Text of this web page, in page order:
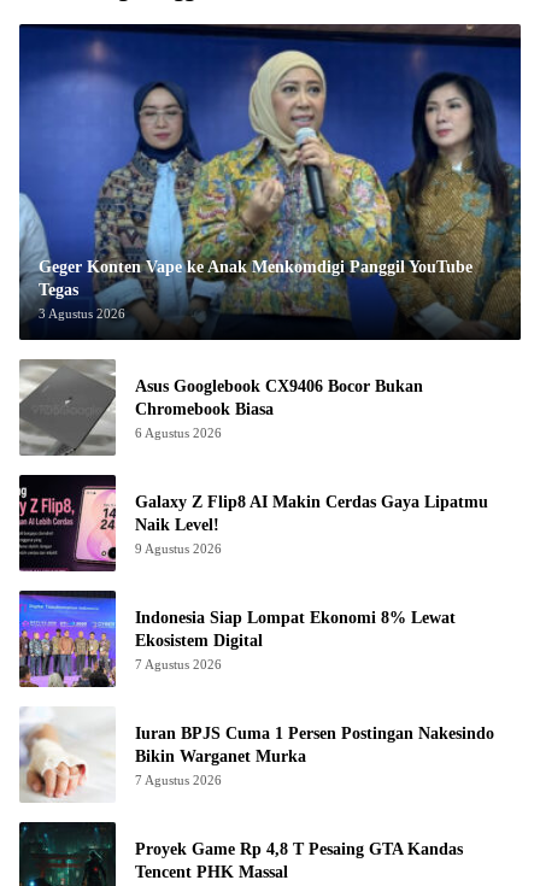
Geger Konten Vape ke Anak Menkomdigi Panggil YouTube
Tegas
3 Agustus 2026
Asus Googlebook CX9406 Bocor Bukan
Chromebook Biasa
6 Agustus 2026
Galaxy Z Flip8 AI Makin Cerdas Gaya Lipatmu
Naik Level!
9 Agustus 2026
Indonesia Siap Lompat Ekonomi 8% Lewat
Ekosistem Digital
7 Agustus 2026
Iuran BPJS Cuma 1 Persen Postingan Nakesindo
Bikin Warganet Murka
7 Agustus 2026
Proyek Game Rp 4,8 T Pesaing GTA Kandas
Tencent PHK Massal